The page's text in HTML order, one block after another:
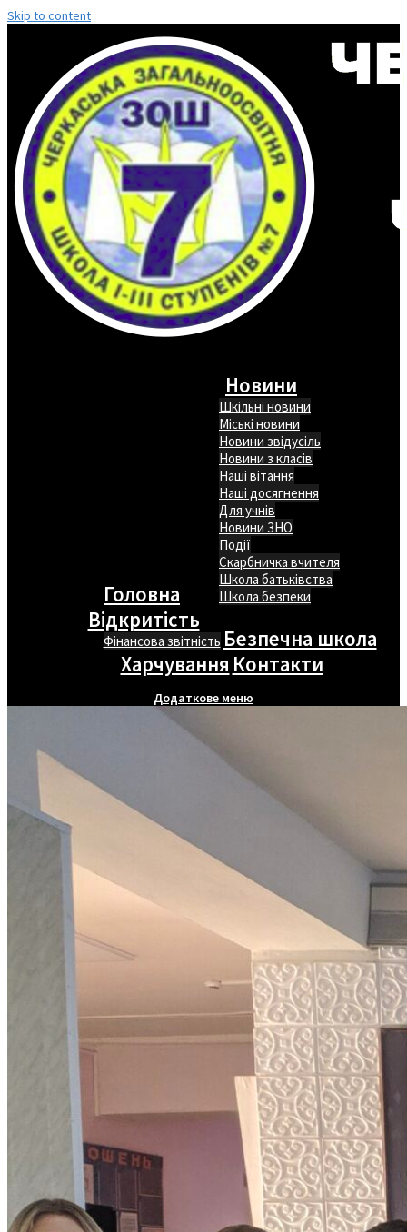
Skip to content
Головна
Новини
Шкільні новини
Міські новини
Новини звідусіль
Новини з класів
Наші вітання
Наші досягнення
Для учнів
Новини ЗНО
Події
Скарбничка вчителя
Школа батьківства
Школа безпеки
Відкритість
Фінансова звітність Безпечна школа
Харчування Контакти
Додаткове меню